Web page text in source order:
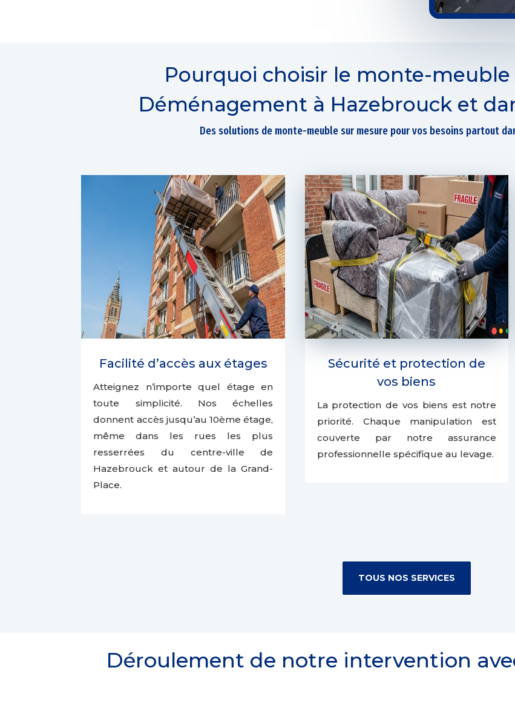
Pourquoi choisir le monte-meuble
Déménagement à Hazebrouck et
Des solutions de monte-meuble sur mesure pour vos besoins partout
Facilité d’accès aux étages
Atteignez n’importe quel étage en
toute simplicité. Nos échelles
donnent accès jusqu’au 10ème étage,
même dans les rues les plus
resserrées du centre-ville de
Hazebrouck et autour de la Grand-
Place.
Sécurité et protection de
vos biens
La protection de vos biens est notre
priorité. Chaque manipulation est
couverte par notre assurance
professionnelle spécifique au levage.
TOUS NOS SERVICES
Déroulement de notre intervention